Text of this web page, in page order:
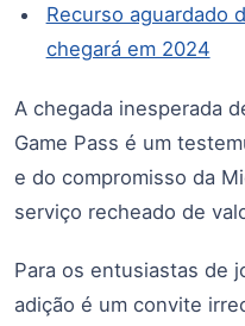
Recurso aguardado
chegará em 2024
A chegada inesperada
Game Pass é um
e do compromisso da
serviço recheado de
Para os entusiastas de
adição é um convite